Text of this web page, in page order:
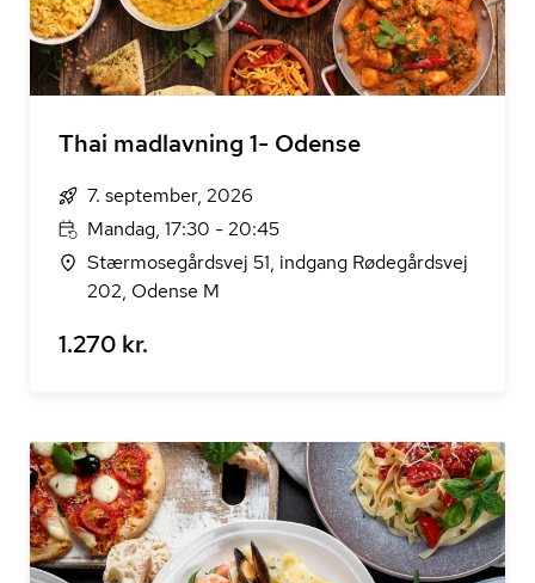
Thai madlavning 1- Odense
7. september, 2026
Mandag, 17:30 - 20:45
Stærmosegårdsvej 51, indgang Rødegårdsvej
202, Odense M
1.270 kr.